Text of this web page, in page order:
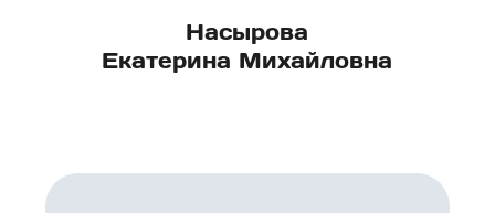
Насырова
Екатерина Михайловна